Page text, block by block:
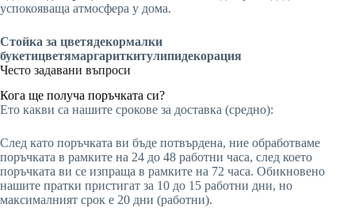
успокояваща атмосфера у дома.
Стойка за цветядекормалки
букетицветямаргариткитулипидекорация
Често задавани въпроси
Кога ще получа поръчката си?
Ето какви са нашите срокове за доставка (средно):
След като поръчката ви бъде потвърдена, ние обработваме
поръчката в рамките на 24 до 48 работни часа, след което
поръчката ви се изпраща в рамките на 72 часа. Обикновено
нашите пратки пристигат за 10 до 15 работни дни, но
максималният срок е 20 дни (работни).